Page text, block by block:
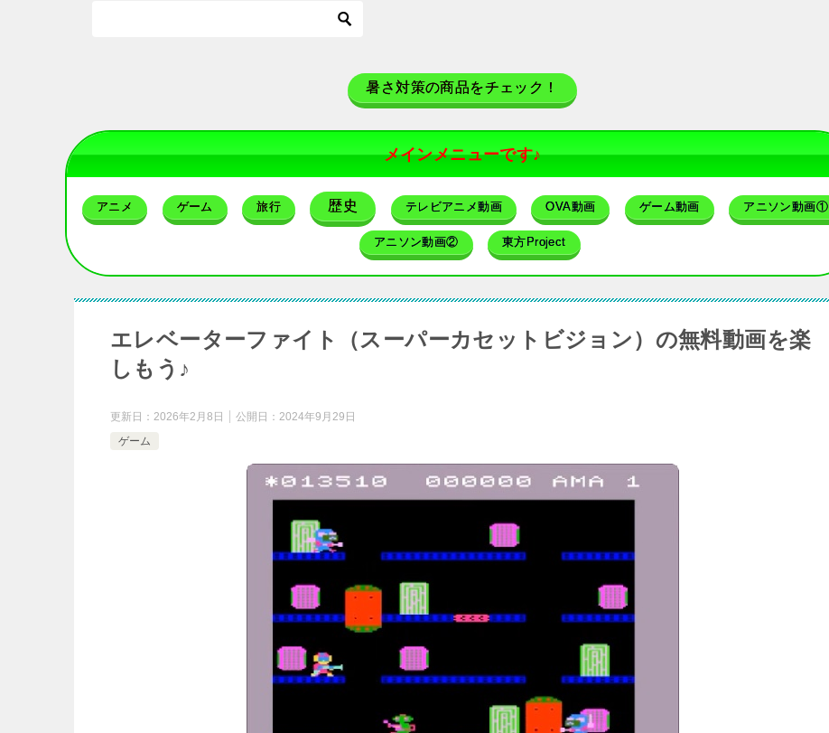
暑さ対策の商品をチェック！
メインメニューです♪
アニメ ゲーム 旅行 歴史 テレビアニメ動画 OVA動画 ゲーム動画 アニソン動画①
アニソン動画② 東方Project
エレベーターファイト（スーパーカセットビジョン）の無料動画を楽
しもう♪
更新日： 2026年2月8日 公開日： 2024年9月29日
ゲーム